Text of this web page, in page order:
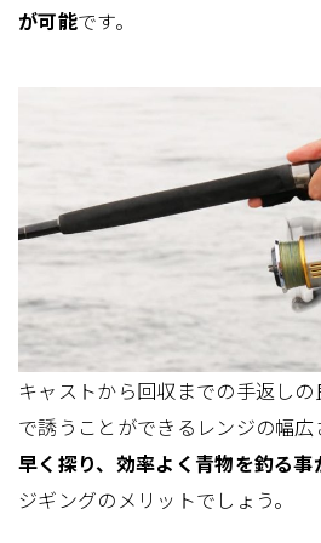
が可能です。
キャストから回収までの手返し
で誘うことができるレンジの幅広
早く探り、効率よく青物を釣る事
ジギングのメリットでしょう。